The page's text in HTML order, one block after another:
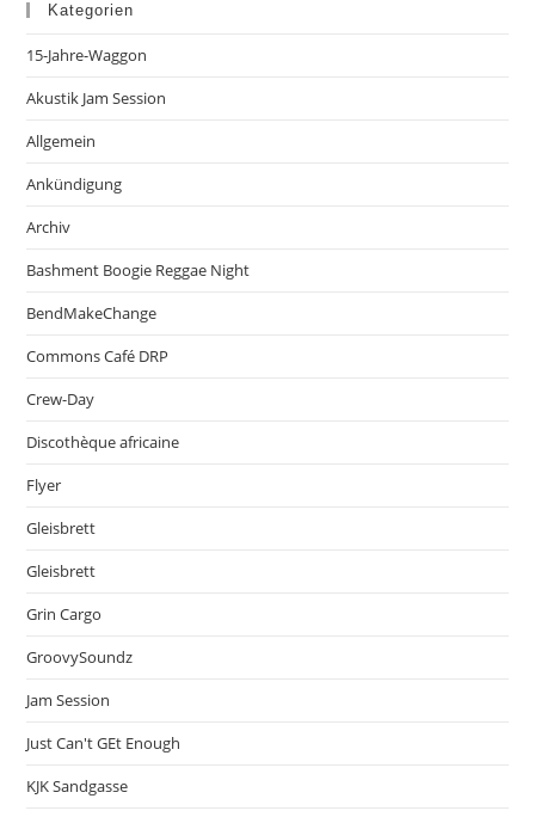
Kategorien
15-Jahre-Waggon
Akustik Jam Session
Allgemein
Ankündigung
Archiv
Bashment Boogie Reggae Night
BendMakeChange
Commons Café DRP
Crew-Day
Discothèque africaine
Flyer
Gleisbrett
Gleisbrett
Grin Cargo
GroovySoundz
Jam Session
Just Can't GEt Enough
KJK Sandgasse